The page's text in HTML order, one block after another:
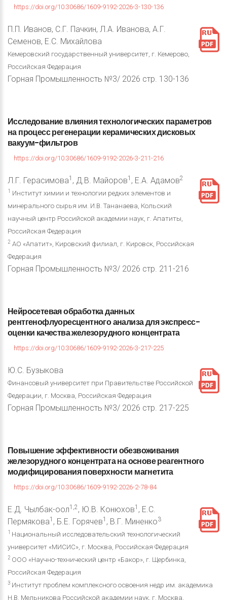
https://doi.org/10.30686/1609-9192-2026-3-130-136
П.П. Иванов, С.Г. Пачкин, Л.А. Иванова, А.Г.
Семенов, Е.С. Михайлова
Кемеровский государственный университет, г. Кемерово,
Российская Федерация
Горная Промышленность №3/ 2026 стр. 130-136
Исследованиевлияниятехнологическихпараметров
напроцессрегенерации керамическихдисковых
вакуум-фильтров
https://doi.org/10.30686/1609-9192-2026-3-211-216
Л.Г. Герасимова1 , Д.В. Майоров1 , Е.А. Адамов2
1
Институт химии и технологии редких элементов и
минерального сырья им. И.В. Тананаева, Кольский
научный центр Российской академии наук, г. Апатиты,
Российская Федерация
2 АО «Апатит», Кировский филиал, г. Кировск, Российская
Федерация
Горная Промышленность №3/ 2026 стр. 211-216
Нейросетеваяобработкаданных
рентгенофлуоресцентногоанализадляэкспресс-
оценки качестважелезорудногоконцентрата
https://doi.org/10.30686/1609-9192-2026-3-217-225
Ю.С. Бузыкова
Финансовый университет при Правительстве Российской
Федерации, г. Москва, Российская Федерация
Горная Промышленность №3/ 2026 стр. 217-225
Повышениеэффективностиобезвоживания
железорудного концентратанаосновереагентного
модифицированияповерхности магнетита
https://doi.org/10.30686/1609-9192-2026-2-78-84
Е.Д. Чылбак-оол1,2 , Ю.В. Конюхов1 , Е.С.
Пермякова1 , Б.Е. Горячев1 , В.Г. Миненко3
1 Национальный исследовательский технологический
университет «МИСИС», г. Москва, Российская Федерация
2 ООО «Научно-технический центр «Бакор», г. Щербинка,
Российская Федерация
3 Институт проблем комплексного освоения недр им. академика
Н.В. Мельникова Российской академии наук, г. Москва,